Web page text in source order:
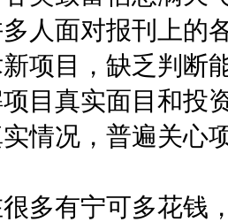
人面对报刊上的
项目，缺乏判断
目真实面目和投
情况，普遍关心
很多有宁可多花钱